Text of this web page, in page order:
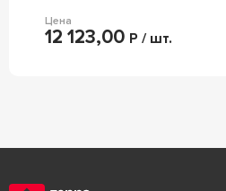
Цена
12 123,00 Р / шт.